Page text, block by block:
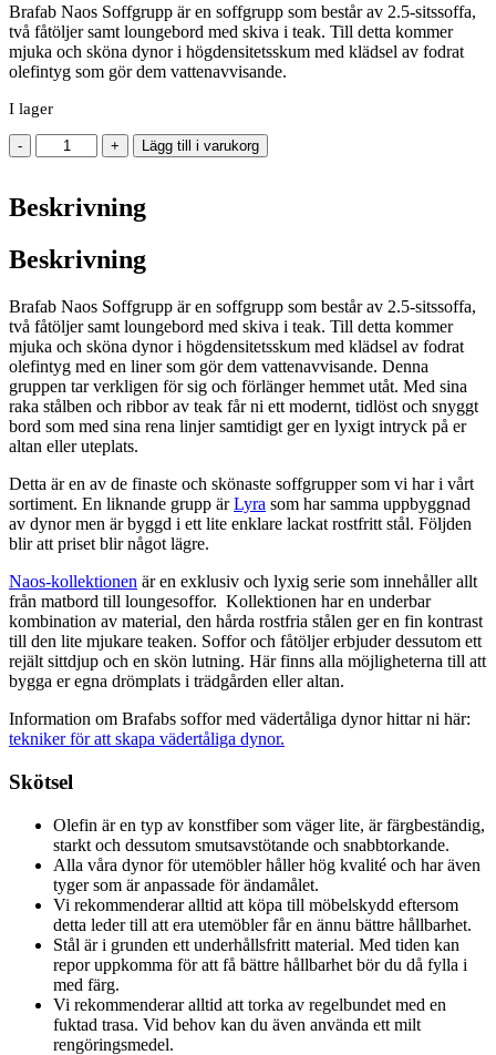
Brafab Naos Soffgrupp är en soffgrupp som består av 2.5-sitssoffa,
två fåtöljer samt loungebord med skiva i teak. Till detta kommer
mjuka och sköna dynor i högdensitetsskum med klädsel av fodrat
olefintyg som gör dem vattenavvisande.
I lager
-
Brafab
Naos
mängd
+ Lägg till i varukorg
Beskrivning
Beskrivning
Brafab Naos Soffgrupp är en soffgrupp som består av 2.5-sitssoffa,
två fåtöljer samt loungebord med skiva i teak. Till detta kommer
mjuka och sköna dynor i högdensitetsskum med klädsel av fodrat
olefintyg med en liner som gör dem vattenavvisande. Denna
gruppen tar verkligen för sig och förlänger hemmet utåt. Med sina
raka stålben och ribbor av teak får ni ett modernt, tidlöst och snyggt
bord som med sina rena linjer samtidigt ger en lyxigt intryck på er
altan eller uteplats.
Detta är en av de finaste och skönaste soffgrupper som vi har i vårt
sortiment. En liknande grupp ärLyra som har samma uppbyggnad
av dynor men är byggd i ett lite enklare lackat rostfritt stål. Följden
blir att priset blir något lägre.
Naos-kollektionen är en exklusiv och lyxig serie som innehåller allt
från matbord till loungesoffor. Kollektionen har en underbar
kombination av material, den hårda rostfria stålen ger en fin kontrast
till den lite mjukare teaken. Soffor och fåtöljer erbjuder dessutom ett
rejält sittdjup och en skön lutning. Här finns alla möjligheterna till att
bygga er egna drömplats i trädgården eller altan.
Information om Brafabs soffor med vädertåliga dynor hittar ni här:
tekniker för att skapa vädertåliga dynor.
Skötsel
Olefin är en typ av konstfiber som väger lite, är färgbeständig,
starkt och dessutom smutsavstötande och snabbtorkande.
Alla våra dynor för utemöbler håller hög kvalité och har även
tyger som är anpassade för ändamålet.
Vi rekommenderar alltid att köpa till möbelskydd eftersom
detta leder till att era utemöbler får en ännu bättre hållbarhet.
Stål är i grunden ett underhållsfritt material. Med tiden kan
repor uppkomma för att få bättre hållbarhet bör du då fylla i
med färg.
Vi rekommenderar alltid att torka av regelbundet med en
fuktad trasa. Vid behov kan du även använda ett milt
rengöringsmedel.